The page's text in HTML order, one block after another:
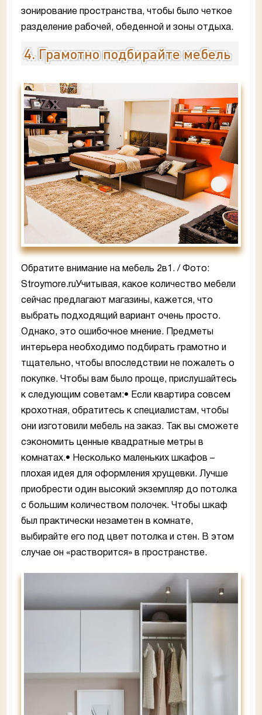
зонирование пространства, чтобы было четкое
разделение рабочей, обеденной и зоны отдыха.
4. Грамотно подбирайте мебель
Обратите внимание на мебель 2в1. / Фото:
Stroymore.ruУчитывая, какое количество мебели
сейчас предлагают магазины, кажется, что
выбрать подходящий вариант очень просто.
Однако, это ошибочное мнение. Предметы
интерьера необходимо подбирать грамотно и
тщательно, чтобы впоследствии не пожалеть о
покупке. Чтобы вам было проще, прислушайтесь
к следующим советам:• Если квартира совсем
крохотная, обратитесь к специалистам, чтобы
они изготовили мебель на заказ. Так вы сможете
сэкономить ценные квадратные метры в
комнатах.• Несколько маленьких шкафов –
плохая идея для оформления хрущевки. Лучше
приобрести один высокий экземпляр до потолка
с большим количеством полочек. Чтобы шкаф
был практически незаметен в комнате,
выбирайте его под цвет потолка и стен. В этом
случае он «растворится» в пространстве.